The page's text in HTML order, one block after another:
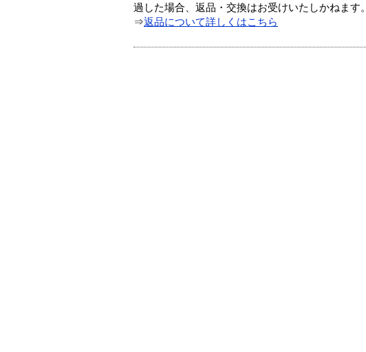
過した場合、返品・交換はお受けいたしかねます。
⇒返品について詳しくはこちら